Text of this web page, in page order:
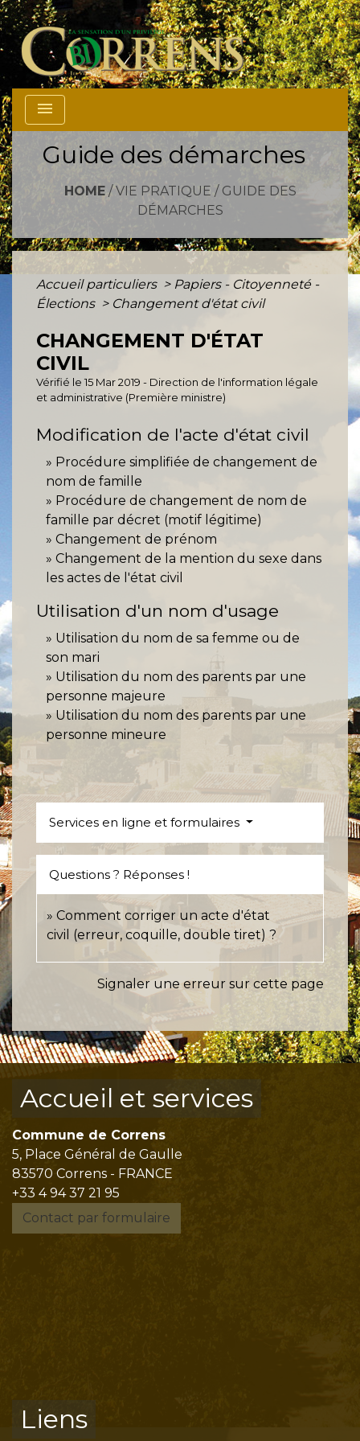
menu
Guide des démarches
HOME/ VIE PRATIQUE / GUIDE DES
DÉMARCHES
Accueil particuliers > Papiers - Citoyenneté -
Élections > Changement d'état civil
CHANGEMENT D'ÉTAT
CIVIL
Vérifié le 15 Mar 2019 - Direction de l'information légale
et administrative (Première ministre)
Modification de l'acte d'état civil
Procédure simplifiée de changement de
nom de famille
Procédure de changement de nom de
famille par décret (motif légitime)
Changement de prénom
Changement de la mention du sexe dans
les actes de l'état civil
Utilisation d'un nom d'usage
Utilisation du nom de sa femme ou de
son mari
Utilisation du nom des parents par une
personne majeure
Utilisation du nom des parents par une
personne mineure
Services en ligne et formulaires
Questions ? Réponses !
Comment corriger un acte d'état
civil (erreur, coquille, double tiret) ?
Signaler une erreur sur cette page
Accueil et services
Commune de Correns
5, Place Général de Gaulle
83570 Correns - FRANCE
+33 4 94 37 21 95
Contact par formulaire
Liens